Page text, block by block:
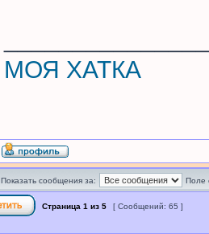
МОЯ ХАТКА
Показать сообщения за: Поле
Страница 1 из 5 [ Сообщений: 65 ]